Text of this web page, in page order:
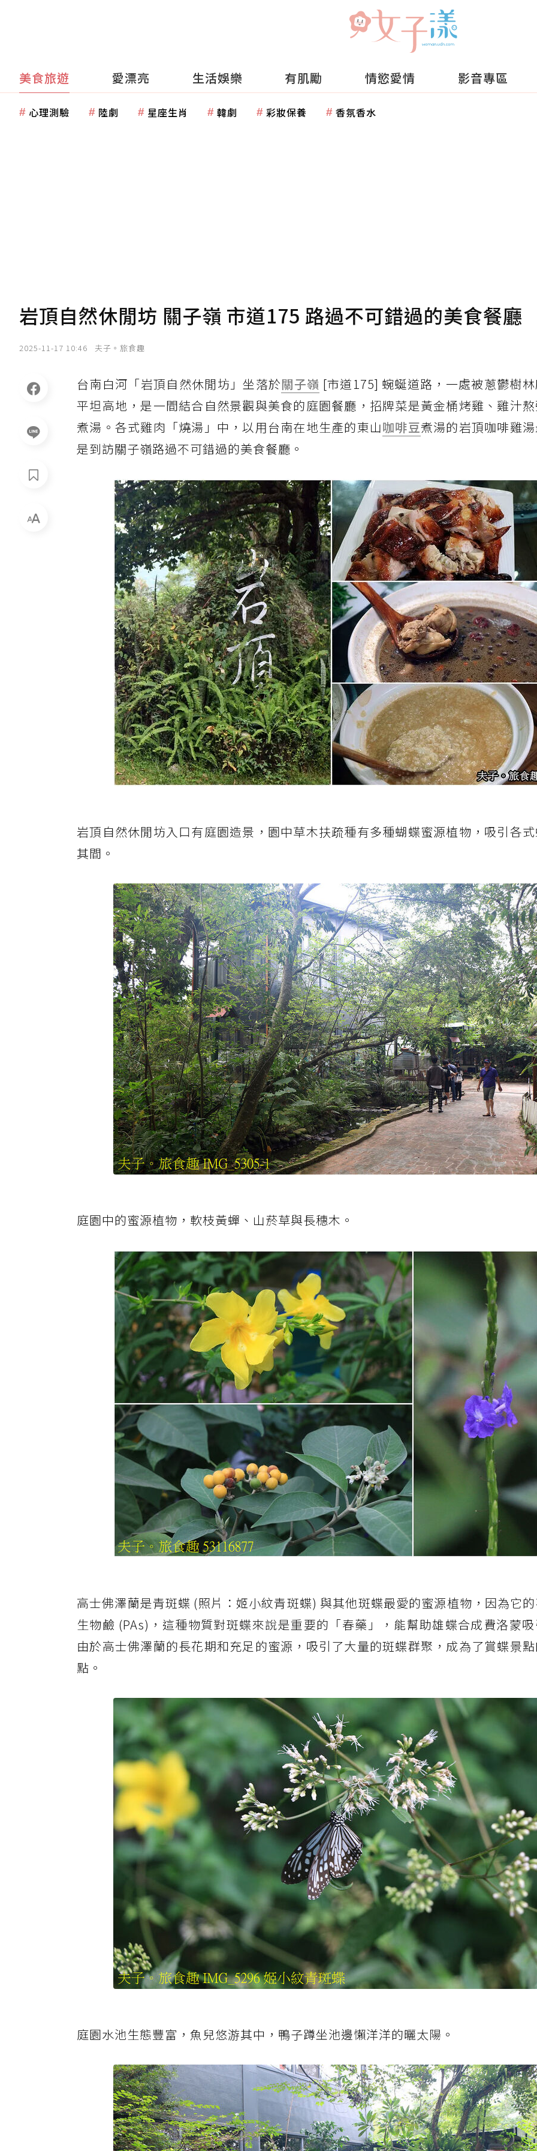
美食旅遊 愛漂亮 生活娛樂 有肌勵 情慾愛情 影音專區
心理測驗 陸劇 星座生肖 韓劇 彩妝保養 香氛香水
岩頂自然休閒坊 關子嶺 市道175 路過不可錯過的美食餐廳
2025-11-17 10:46 夫子。旅食趣
台南白河「岩頂自然休閒坊」坐落於關子嶺 [市道175] 蜿蜒道路，一處被蔥鬱樹
平坦高地，是一間結合自然景觀與美食的庭園餐廳，招牌菜是黃金桶烤雞、雞汁
煮湯。各式雞肉「燒湯」中，以用台南在地生產的東山咖啡豆煮湯的岩頂咖啡雞
是到訪關子嶺路過不可錯過的美食餐廳。
岩頂自然休閒坊入口有庭園造景，園中草木扶疏種有多種蝴蝶蜜源植物，吸引各
其間。
庭園中的蜜源植物，軟枝黃蟬、山菸草與長穗木。
高士佛澤蘭是青斑蝶 (照片：姬小紋青斑蝶) 與其他斑蝶最愛的蜜源植物，因為它
生物鹼 (PAs)，這種物質對斑蝶來說是重要的「春藥」，能幫助雄蝶合成費洛蒙
由於高士佛澤蘭的長花期和充足的蜜源，吸引了大量的斑蝶群聚，成為了賞蝶景
點。
庭園水池生態豐富，魚兒悠游其中，鴨子蹲坐池邊懶洋洋的曬太陽。